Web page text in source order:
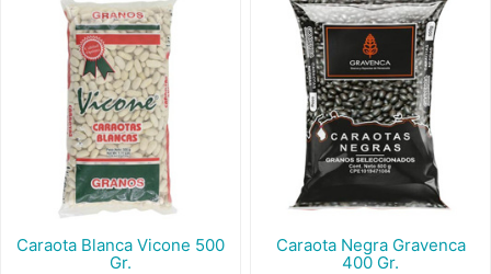
Caraota Blanca Vicone 500
Gr.
Caraota Negra Gravenca
400 Gr.